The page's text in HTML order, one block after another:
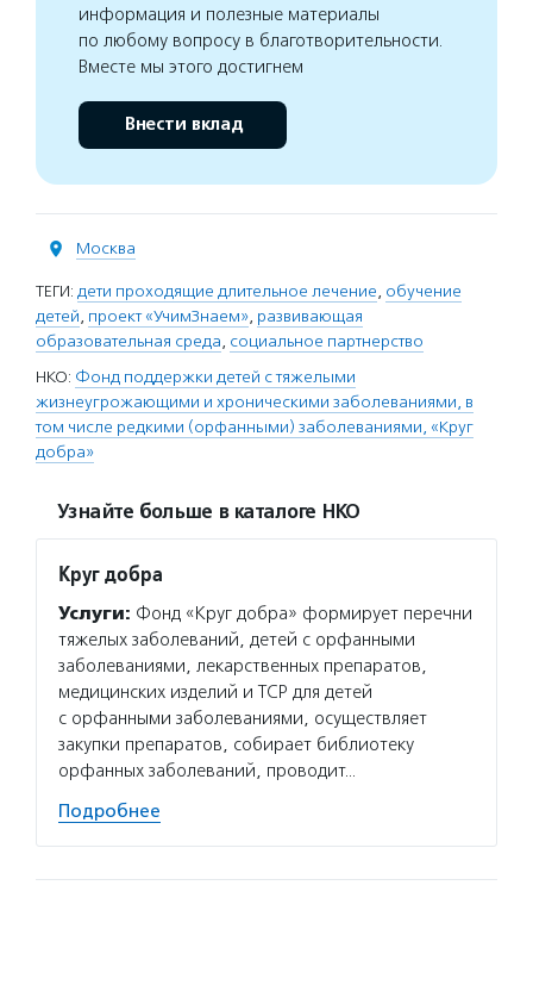
информация и полезные материалы
по любому вопросу в благотворительности.
Вместе мы этого достигнем
Внести вклад
Москва
ТЕГИ: дети проходящие длительное лечение, обучение
детей, проект «УчимЗнаем», развивающая
образовательная среда, социальное партнерство
НКО: Фонд поддержки детей с тяжелыми
жизнеугрожающими и хроническими заболеваниями, в
том числе редкими (орфанными) заболеваниями, «Круг
добра»
Узнайте больше в каталоге НКО
Круг добра
Услуги: Фонд «Круг добра» формирует перечни
тяжелых заболеваний, детей с орфанными
заболеваниями, лекарственных препаратов,
медицинских изделий и ТСР для детей
с орфанными заболеваниями, осуществляет
закупки препаратов, собирает библиотеку
орфанных заболеваний, проводит…
Подробнее